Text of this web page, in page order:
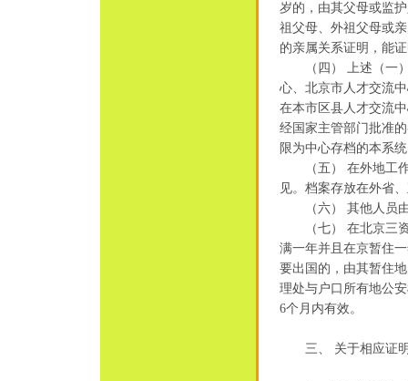
岁的，由其父母或监
祖父母、外祖父母或
的亲属关系证明，能
（四） 上述（一）
心、北京市人才交流
在本市区县人才交流
经国家主管部门批准
限为中心存档的本系
（五） 在外地工作
见。档案存放在外省
（六） 其他人员由
（七） 在北京三资
满一年并且在京暂住
要出国的，由其暂住
理处与户口所有地公
6个月内有效。
三、 关于相应证明